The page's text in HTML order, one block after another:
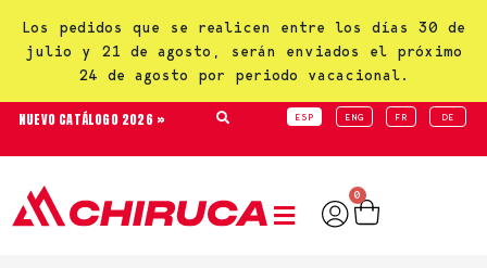
Los pedidos que se realicen entre los días 30 de
julio y 21 de agosto, serán enviados el próximo
24 de agosto por periodo vacacional.
NUEVO CATÁLOGO 2026 » ESP ENG FR DE
0